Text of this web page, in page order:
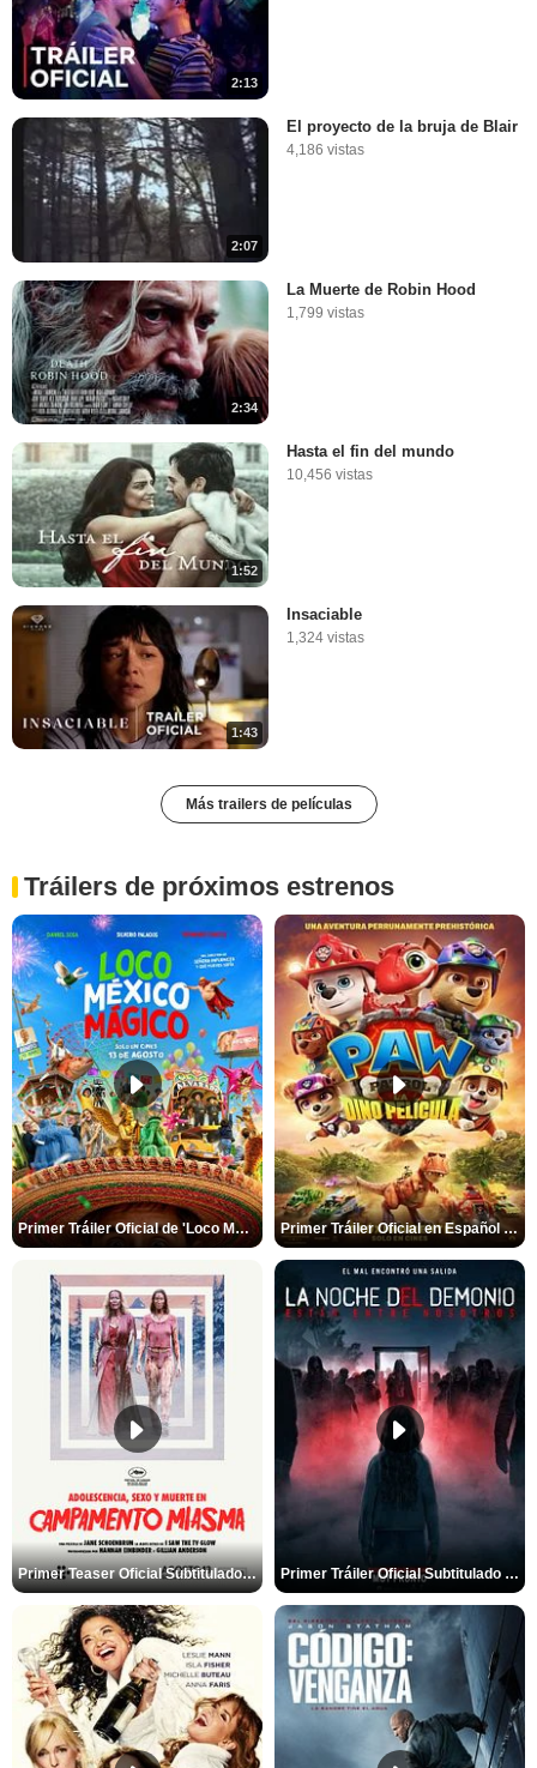
2:13
2:07
El proyecto de la bruja de Blair
4,186 vistas
2:34
La Muerte de Robin Hood
1,799 vistas
1:52
Hasta el fin del mundo
10,456 vistas
1:43
Insaciable
1,324 vistas
Más trailers de películas
Tráilers de próximos estrenos
Primer Tráiler Oficial de 'Loco México Mágico' Primer Tráiler Oficial en Español de 'PAW Patrol La Dino Película'
Primer Teaser Oficial Subtitulado de 'Adolescencia, Sexo y Muerte en Campamento Miasma' Primer Tráiler Oficial Subtitulado de 'La Noche Del Demonio: Están Entre Nosotros'